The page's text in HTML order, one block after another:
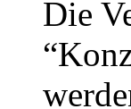
Die